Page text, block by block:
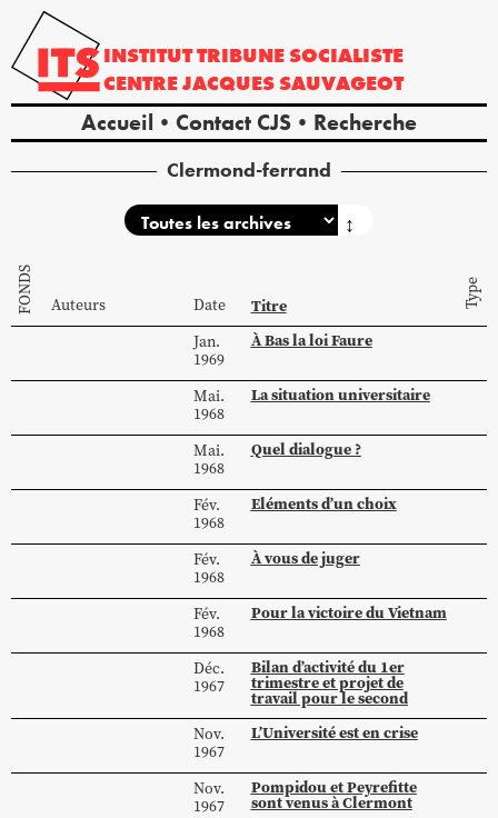
INSTITUTTRIBUNE SOCIALISTE
CENTREJACQUES SAUVAGEOT
Accueil Contact CJS Recherche
Clermond-ferrand
↕
FONDS Auteurs Date Titre Type
Jan.
1969
À Bas la loi Faure
Mai.
1968
La situation universitaire
Mai.
1968
Quel dialogue ?
Fév.
1968
Eléments d’un choix
Fév.
1968
À vous de juger
Fév.
1968
Pour la victoire du Vietnam
Déc.
1967
Bilan d’activité du 1er
trimestre et projet de
travail pour le second
Nov.
1967
L’Université est en crise
Nov.
1967
Pompidou et Peyrefitte
sont venus à Clermont